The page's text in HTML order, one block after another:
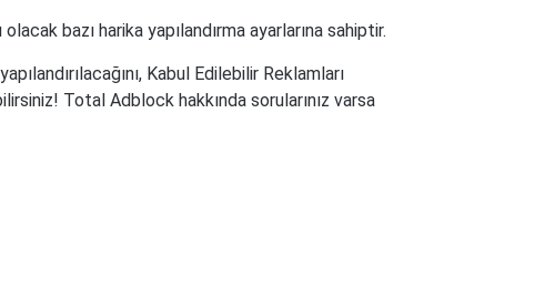
bazı harika yapılandırma ayarlarına sahiptir.
Kabul Edilebilir Reklamları
Total Adblock hakkında sorularınız varsa